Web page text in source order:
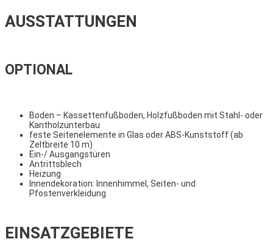
AUSSTATTUNGEN
OPTIONAL
Boden – Kassettenfußboden, Holzfußboden mit Stahl- oder
Kantholzunterbau
feste Seitenelemente in Glas oder ABS-Kunststoff (ab
Zeltbreite 10 m)
Ein-/ Ausgangstüren
Antrittsblech
Heizung
Innendekoration: Innenhimmel, Seiten- und
Pfostenverkleidung
EINSATZGEBIETE